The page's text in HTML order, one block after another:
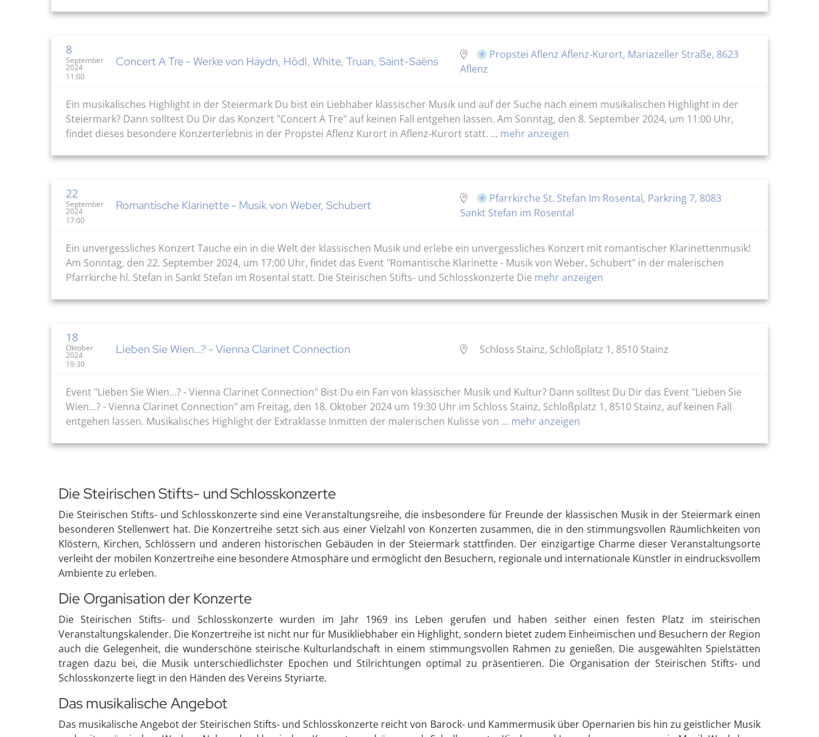
8
September
2024
11:00
Concert A Tre - Werke von Haydn, Hödl, White, Truan, Saint-Saëns
Propstei Aflenz Aflenz-Kurort, Mariazeller Straße, 8623
Aflenz
Ein musikalisches Highlight in der Steiermark Du bist ein Liebhaber klassischer Musik und auf der Suche nach einem musikalischen Highlight in der
Steiermark? Dann solltest Du Dir das Konzert "Concert A Tre" auf keinen Fall entgehen lassen. Am Sonntag, den 8. September 2024, um 11:00 Uhr,
findet dieses besondere Konzerterlebnis in der Propstei Aflenz Kurort in Aflenz-Kurort statt. ... mehr anzeigen
22
September
2024
17:00
Romantische Klarinette - Musik von Weber, Schubert
Pfarrkirche St. Stefan Im Rosental, Parkring 7, 8083
Sankt Stefan im Rosental
Ein unvergessliches Konzert Tauche ein in die Welt der klassischen Musik und erlebe ein unvergessliches Konzert mit romantischer Klarinettenmusik!
Am Sonntag, den 22. September 2024, um 17:00 Uhr, findet das Event "Romantische Klarinette - Musik von Weber, Schubert" in der malerischen
Pfarrkirche hl. Stefan in Sankt Stefan im Rosental statt. Die Steirischen Stifts- und Schlosskonzerte Die mehr anzeigen
18
Oktober
2024
19:30
Lieben Sie Wien…? - Vienna Clarinet Connection Schloss Stainz, Schloßplatz 1, 8510 Stainz
Event "Lieben Sie Wien…? - Vienna Clarinet Connection" Bist Du ein Fan von klassischer Musik und Kultur? Dann solltest Du Dir das Event "Lieben Sie
Wien…? - Vienna Clarinet Connection" am Freitag, den 18. Oktober 2024 um 19:30 Uhr im Schloss Stainz, Schloßplatz 1, 8510 Stainz, auf keinen Fall
entgehen lassen. Musikalisches Highlight der Extraklasse Inmitten der malerischen Kulisse von ... mehr anzeigen
Die Steirischen Stifts- und Schlosskonzerte
Die Steirischen Stifts- und Schlosskonzerte sind eine Veranstaltungsreihe, die insbesondere für Freunde der klassischen Musik in der Steiermark einen
besonderen Stellenwert hat. Die Konzertreihe setzt sich aus einer Vielzahl von Konzerten zusammen, die in den stimmungsvollen Räumlichkeiten von
Klöstern, Kirchen, Schlössern und anderen historischen Gebäuden in der Steiermark stattfinden. Der einzigartige Charme dieser Veranstaltungsorte
verleiht der mobilen Konzertreihe eine besondere Atmosphäre und ermöglicht den Besuchern, regionale und internationale Künstler in eindrucksvollem
Ambiente zu erleben.
Die Organisation der Konzerte
Die Steirischen Stifts- und Schlosskonzerte wurden im Jahr 1969 ins Leben gerufen und haben seither einen festen Platz im steirischen
Veranstaltungskalender. Die Konzertreihe ist nicht nur für Musikliebhaber ein Highlight, sondern bietet zudem Einheimischen und Besuchern der Region
auch die Gelegenheit, die wunderschöne steirische Kulturlandschaft in einem stimmungsvollen Rahmen zu genießen. Die ausgewählten Spielstätten
tragen dazu bei, die Musik unterschiedlichster Epochen und Stilrichtungen optimal zu präsentieren. Die Organisation der Steirischen Stifts- und
Schlosskonzerte liegt in den Händen des Vereins Styriarte.
Das musikalische Angebot
Das musikalische Angebot der Steirischen Stifts- und Schlosskonzerte reicht von Barock- und Kammermusik über Opernarien bis hin zu geistlicher Musik